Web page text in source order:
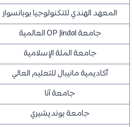
المعهد الهندي للتكنولوجيا بوبانسوار
جامعة OP Jindal العالمية
جامعة الملة الإسلامية
أكاديمية مانيبال للتعليم العالي
جامعة آنا
جامعة بونديشيري